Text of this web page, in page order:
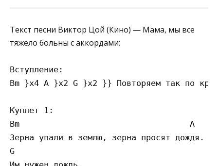
Текст песни Виктор Цой (Кино) — Мама, мы все
тяжело больны с аккордами:
Вступление:
Bm }x4 A }x2 G }x2 }} Повторяем так по
Куплет 1:
Bm                                   A
Зерна упали в землю, зерна просят дождя.
G